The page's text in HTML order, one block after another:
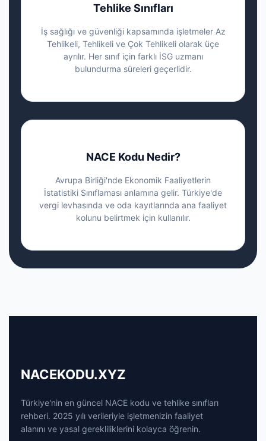
Tehlike Sınıfları
İş sağlığı ve güvenliği kapsamında işletmeler Az
Tehlikeli, Tehlikeli ve Çok Tehlikeli olarak üçe
ayrılır. Her sınıf için farklı İSG uzmanı
bulundurma süreleri geçerlidir.
NACE Kodu Nedir?
Avrupa Birliği'nde Ekonomik Faaliyetlerin
İstatistiki Sınıflaması anlamına gelir. Türkiye'de
vergi levhasında ve oda kayıtlarında ana faaliyet
kolunu belirtmek için kullanılır.
NACEKODU.XYZ
Türkiye'nin en güncel NACE kodu ve tehlike sınıfları
rehberi. 2025 yılı verileriyle işletmenizin faaliyet
alanını ve yasal gerekliliklerini kolayca öğrenin.